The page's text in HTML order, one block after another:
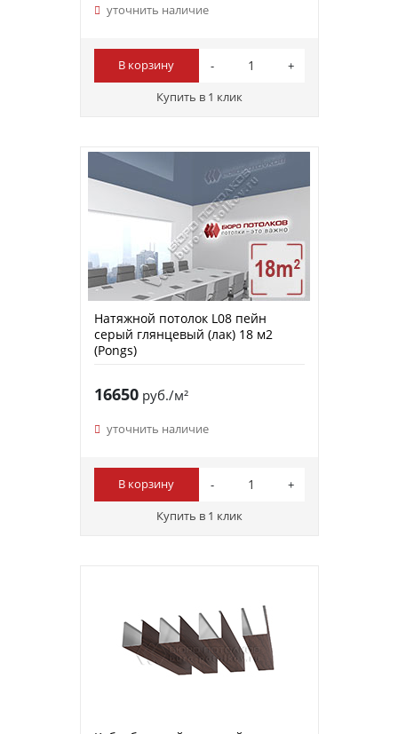
уточнить наличие
В корзину
Купить в 1 клик
Натяжной потолок L08 пейн
серый глянцевый (лак) 18 м2
(Pongs)
16650руб./м²
уточнить наличие
В корзину
Купить в 1 клик